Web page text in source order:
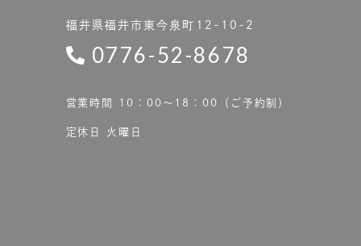
福井県福井市東今泉町12-10-2
0776-52-8678
営業時間 10：00〜18：00（ご予約制）
定休日 火曜日